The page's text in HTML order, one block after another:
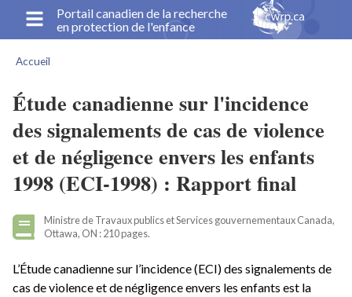
principal
Portail canadien de la recherche
en protection de l'enfance
d'Ariane
Accueil
Étude canadienne sur l'incidence
des signalements de cas de violence
et de négligence envers les enfants
1998 (ECI-1998) : Rapport final
Ministre de Travaux publics et Services gouvernementaux Canada,
Ottawa, ON : 210 pages.
L’Étude canadienne sur l’incidence (ECI) des signalements de
cas de violence et de négligence envers les enfants est la